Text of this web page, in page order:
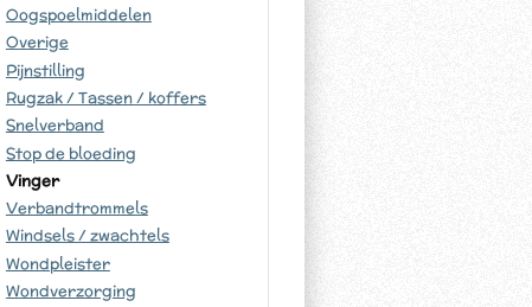
Oogspoelmiddelen
Overige
Pijnstilling
Rugzak / Tassen / koffers
Snelverband
Stop de bloeding
Vinger
Verbandtrommels
Windsels / zwachtels
Wondpleister
Wondverzorging